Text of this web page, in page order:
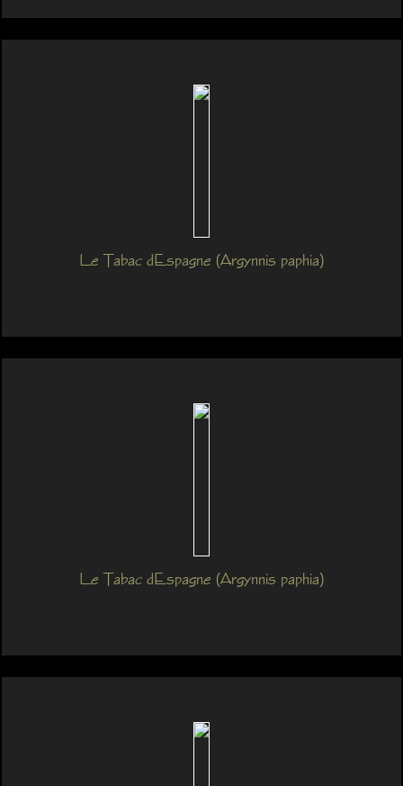
Le Tabac dEspagne (Argynnis paphia)
Le Tabac dEspagne (Argynnis paphia)